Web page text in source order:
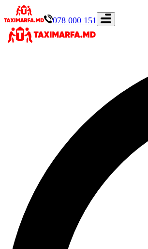
078 000 151